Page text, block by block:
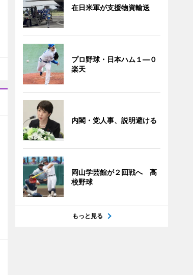
在日米軍が支援物資輸送
プロ野球・日本ハム１―０
楽天
内閣・党人事、説明避ける
岡山学芸館が２回戦へ 高
校野球
もっと見る